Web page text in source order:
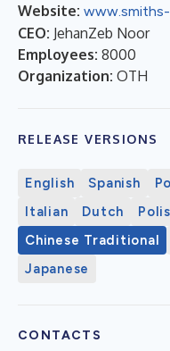
Website:
CEO: JehanZeb Noor
Employees: 8000
Organization: OTH
RELEASE VERSIONS
English Spanish
Italian
Dutch
Chinese Traditional
Japanese
CONTACTS